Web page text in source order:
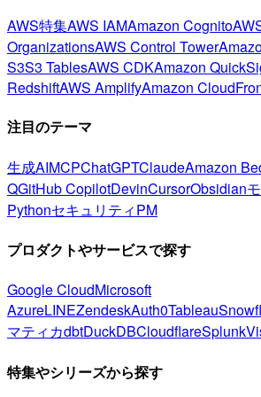
AWS特集AWS IAMAmazon Cognito
OrganizationsAWS Control Tower
S3S3 TablesAWS CDKAmazon
RedshiftAWS AmplifyAmazon
注目のテーマ
生成AIMCPChatGPTClaudeAmazon
QGitHub CopilotDevinCursorObsidian
PythonセキュリティPM
プロダクトやサービスで探す
Google CloudMicrosoft
AzureLINEZendeskAuth0Tableau
マティカdbtDuckDBCloudflareSplunk
特集やシリーズから探す